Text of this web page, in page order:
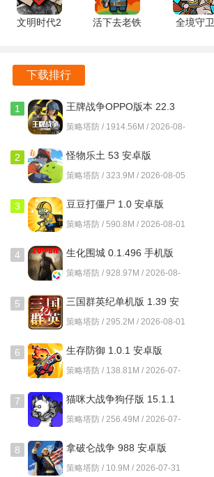
文明时代2
活下去老铁
全境守卫
下载排行
1
王牌战争OPPO版本 22.3
最新版
策略塔防 / 1914.56M / 2026-08-
2 怪物乐土 53 安卓版
策略塔防 / 323.9M / 2026-08-05
3 豆豆打僵尸 1.0 安卓版
策略塔防 / 590.8M / 2026-08-01
4 生化围城 0.1.496 手机版
策略塔防 / 928.97M / 2026-08-
5
三国群英纪单机版 1.39 安
卓版
策略塔防 / 295.2M / 2026-08-01
6 生存防御 1.0.1 安卓版
策略塔防 / 138.81M / 2026-07-
7
猫咪大战争狗仔版 15.1.1
安卓版
策略塔防 / 256.49M / 2026-07-
8 拿破仑战争 988 安卓版
策略塔防 / 10.9M / 2026-07-31